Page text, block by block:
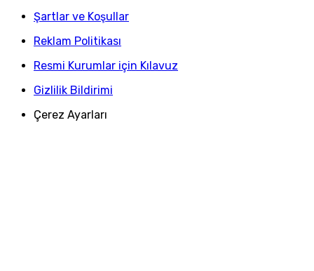
Şartlar ve Koşullar
Reklam Politikası
Resmi Kurumlar için Kılavuz
Gizlilik Bildirimi
Çerez Ayarları